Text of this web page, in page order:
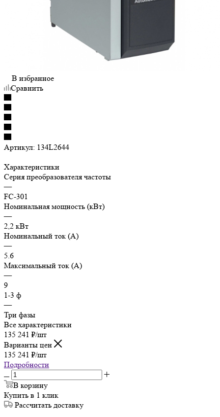
В избранное
Сравнить
Артикул: 134L2644
Характеристики
Серия преобразователя частоты
—
FC-301
Номинальная мощность (кВт)
—
2,2 кВт
Номинальный ток (А)
—
5.6
Максимальный ток (А)
—
9
1-3 ф
—
Три фазы
Все характеристики
135 241 ₽/шт
Варианты цен
135 241 ₽/шт
Подробности
В корзину
Купить в 1 клик
Рассчитать доставку